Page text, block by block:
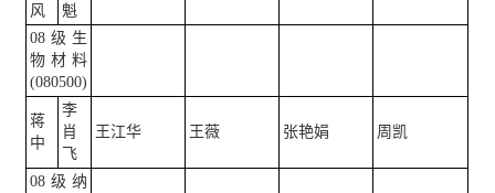
风
魁
08级生
物材料
(080500)
蒋
中
李
肖
飞
王江华 王薇 张艳娟 周凯
08级纳